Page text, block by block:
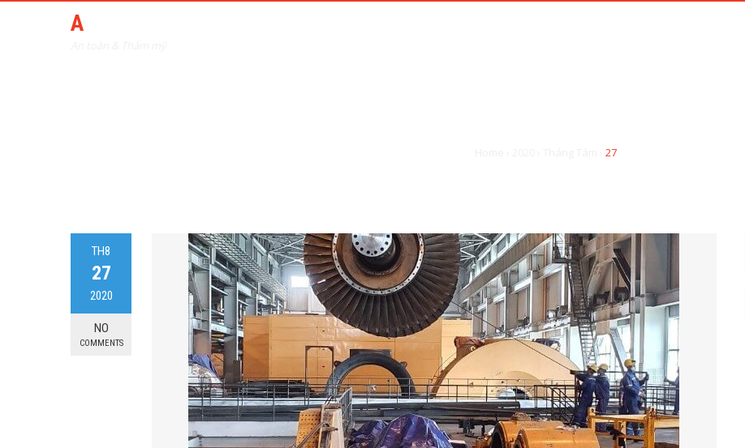
27
TH8
27
2020
NO
COMMENTS